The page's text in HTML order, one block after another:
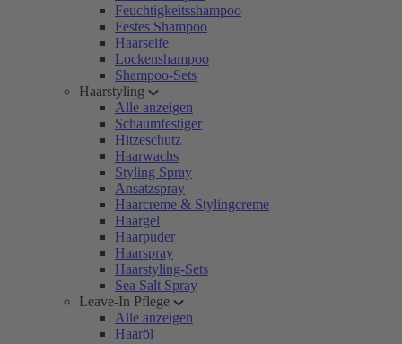
Feuchtigkeitsshampoo
Festes Shampoo
Haarseife
Lockenshampoo
Shampoo-Sets
Haarstyling
Alle anzeigen
Schaumfestiger
Hitzeschutz
Haarwachs
Styling Spray
Ansatzspray
Haarcreme & Stylingcreme
Haargel
Haarpuder
Haarspray
Haarstyling-Sets
Sea Salt Spray
Leave-In Pflege
Alle anzeigen
Haaröl